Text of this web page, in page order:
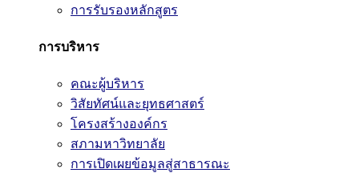
การรับรองหลักสูตร
การบริหาร
คณะผู้บริหาร
วิสัยทัศน์และยุทธศาสตร์
โครงสร้างองค์กร
สภามหาวิทยาลัย
การเปิดเผยข้อมูลสู่สาธารณะ